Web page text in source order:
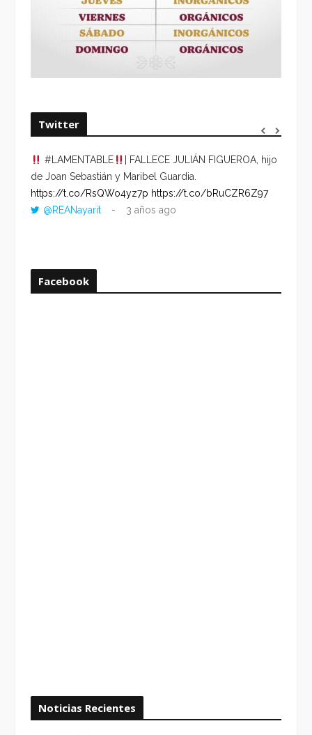
Twitter
#LAMENTABLE
| FALLECE JULIÁN FIGUEROA, hijo
de Joan Sebastián y Maribel Guardia.
https://t.co/RsQWo4yz7p https://t.co/bRuCZR6Z97
@REANayarit
3 años ago
Facebook
Noticias Recientes